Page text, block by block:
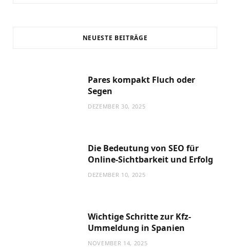
NEUESTE BEITRÄGE
Pares kompakt Fluch oder
Segen
DEZEMBER 30, 2025
Die Bedeutung von SEO für
Online-Sichtbarkeit und Erfolg
DEZEMBER 10, 2025
Wichtige Schritte zur Kfz-
Ummeldung in Spanien
NOVEMBER 14, 2025